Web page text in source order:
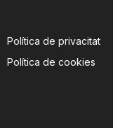
Política de privacitat
Política de cookies